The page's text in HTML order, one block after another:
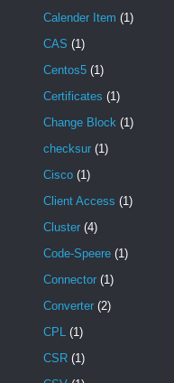
Calender Item (1)
CAS (1)
Centos5 (1)
Certificates (1)
Change Block (1)
checksur (1)
Cisco (1)
Client Access (1)
Cluster (4)
Code-Speere (1)
Connector (1)
Converter (2)
CPL (1)
CSR (1)